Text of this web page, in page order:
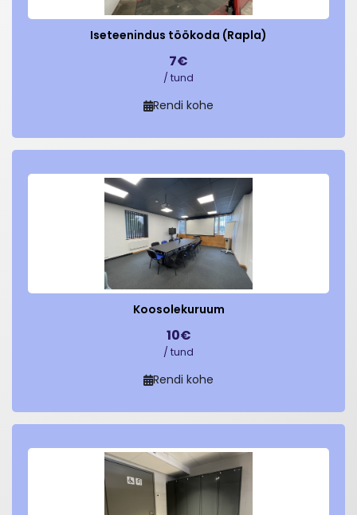
Iseteenindus töökoda (Rapla)
7€
/ tund
Rendi kohe
Koosolekuruum
10€
/ tund
Rendi kohe